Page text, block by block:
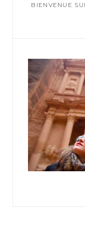
h
:
BIENVENUE